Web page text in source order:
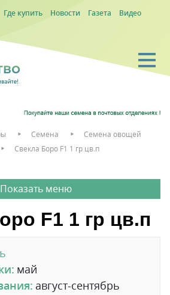
Где купить Новости Газета
Видео
Семена
Семена овощей
Свекла Боро F1 1 гр цв.п
F1 1 гр цв.п
май
август-сентябрь